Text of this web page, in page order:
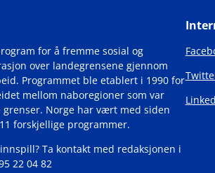
for å fremme sosial og
over landegrensene gjennom
Programmet ble etablert i 1990 for
mellom naboregioner som var
grenser. Norge har vært med siden
forskjellige programmer.
Ta kontakt med redaksjonen i
22 04 82